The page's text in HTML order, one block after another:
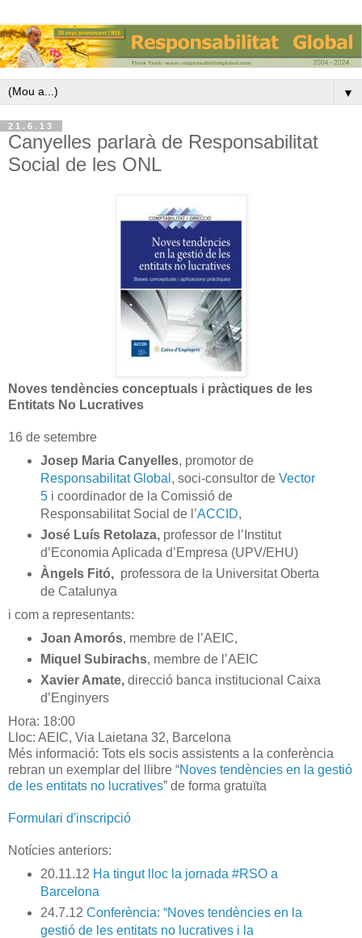
▼
21.6.13
Canyelles parlarà de Responsabilitat
Social de les ONL
Noves tendències conceptuals i pràctiques de les
Entitats No Lucratives
16 de setembre
Josep Maria Canyelles, promotor de
Responsabilitat Global , soci-consultor de Vector
5i coordinador de la Comissió de
Responsabilitat Social de l’ACCID,
José Luís Retolaza,professor de l’Institut
d’Economia Aplicada d’Empresa (UPV/EHU)
Àngels Fitó, professora de la Universitat Oberta
de Catalunya
i com a representants:
Joan Amorós, membre de l’AEIC,
Miquel Subirachs, membre de l’AEIC
Xavier Amate, direcció banca institucional Caixa
d’Enginyers
Hora: 18:00
Lloc: AEIC, Via Laietana 32, Barcelona
Més informació: Tots els socis assistents a la conferència
rebran un exemplar del llibre “Noves tendències en la gestió
de les entitats no lucratives” de forma gratuïta
Formulari d'inscripció
Notícies anteriors:
20.11.12 Ha tingut lloc la jornada #RSO a
Barcelona
24.7.12 Conferència: “Noves tendències en la
gestió de les entitats no lucratives i la